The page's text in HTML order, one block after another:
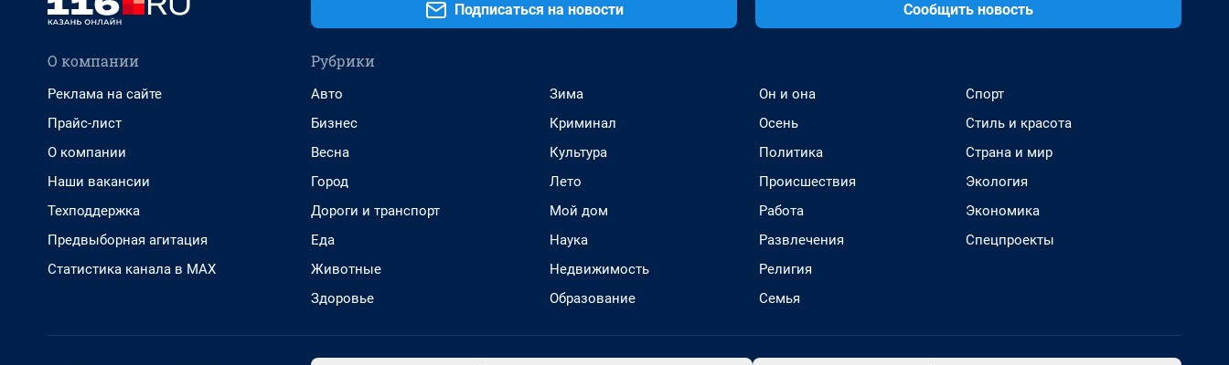
Подписаться на новости Сообщить новость
О компании
Реклама на сайте
Прайс-лист
О компании
Наши вакансии
Техподдержка
Предвыборная агитация
Статистика канала в MAX
Рубрики
Авто
Бизнес
Весна
Город
Дороги и транспорт
Еда
Животные
Здоровье
Зима
Криминал
Культура
Лето
Мой дом
Наука
Недвижимость
Образование
Он и она
Осень
Политика
Происшествия
Работа
Развлечения
Религия
Семья
Спорт
Стиль и красота
Страна и мир
Экология
Экономика
Спецпроекты